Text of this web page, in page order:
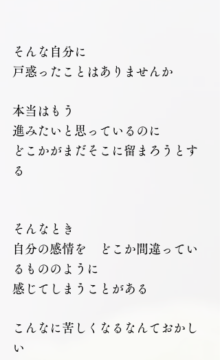
そんな自分に
戸惑ったことはありませんか
本当はもう
進みたいと思っているのに
どこかがまだそこに留まろうとす
る
そんなとき
自分の感情を　どこか間違ってい
るもののように
感じてしまうことがある
こんなに苦しくなるなんておかし
い